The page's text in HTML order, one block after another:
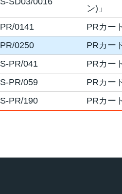
ン)」
PR/0141
PRカー
PR/0250
PRカー
S-PR/041
PRカー
S-PR/059
PRカー
S-PR/190 PRカー